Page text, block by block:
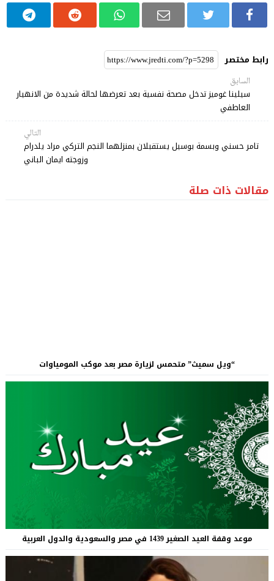
رابط مختصر
السابق
سيلينا غوميز تدخل مصحة نفسية بعد تعرضها لحالة شديدة من الانهيار
العاطفي
التالي
تامر حسني وبسمة بوسيل يستقبلان بمنزلهما النجم التركي مراد يلدرام
وزوجته ايمان الباني
مقالات ذات صلة
“ويل سميث” متحمس لزيارة مصر بعد موكب المومياوات
موعد وقفة العيد الصغير 1439 في مصر والسعودية والدول العربية